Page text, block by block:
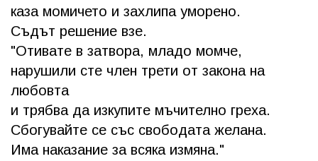
каза момичето и захлипа уморено.
Съдът решение взе.
"Отивате в затвора, младо момче,
нарушили сте член трети от закона на
любовта
и трябва да изкупите мъчително греха.
Сбогувайте се със свободата желана.
Има наказание за всяка измяна."